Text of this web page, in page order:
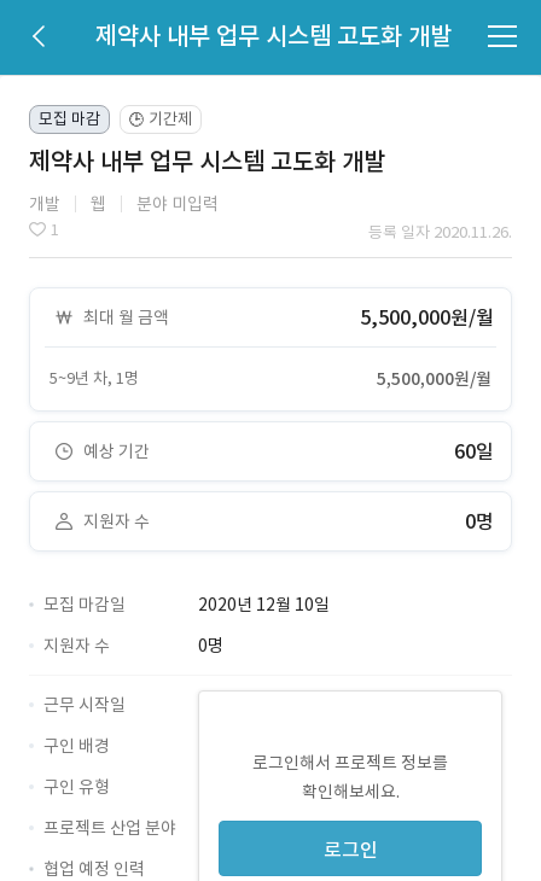
제약사 내부 업무 시스템 고도화 개발
모집 마감 🕒 기간제
제약사 내부 업무 시스템 고도화 개발
개발 웹 분야 미입력
1 등록 일자 2020.11.26.
최대 월 금액 5,500,000원/월
5~9년 차, 1명 5,500,000원/월
예상 기간 60일
지원자 수 0명
모집 마감일
2020년 12월 10일
지원자 수
0명
로그인해서 프로젝트 정보를
확인해보세요.
로그인
근무 시작일
구인 배경
구인 유형
프로젝트 산업 분야
협업 예정 인력